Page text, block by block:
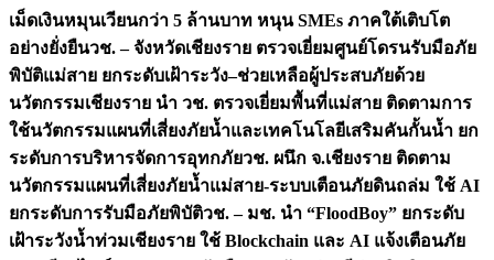
เม็ดเงินหมุนเวียนกว่า 5 ล้านบาท หนุน SMEs ภาคใต้เติบโต
อย่างยั่งยืนวช. – จังหวัดเชียงราย ตรวจเยี่ยมศูนย์โดรนรับมือภัย
พิบัติแม่สาย ยกระดับเฝ้าระวัง–ช่วยเหลือผู้ประสบภัยด้วย
นวัตกรรมเชียงราย นำ วช. ตรวจเยี่ยมพื้นที่แม่สาย ติดตามการ
ใช้นวัตกรรมแผนที่เสี่ยงภัยน้ำและเทคโนโลยีเสริมคันกั้นน้ำ ยก
ระดับการบริหารจัดการอุทกภัยวช. ผนึก จ.เชียงราย ติดตาม
นวัตกรรมแผนที่เสี่ยงภัยน้ำแม่สาย-ระบบเตือนภัยดินถล่ม ใช้ AI
ยกระดับการรับมือภัยพิบัติวช. – มช. นำ “FloodBoy” ยกระดับ
เฝ้าระวังน้ำท่วมเชียงราย ใช้ Blockchain และ AI แจ้งเตือนภัย